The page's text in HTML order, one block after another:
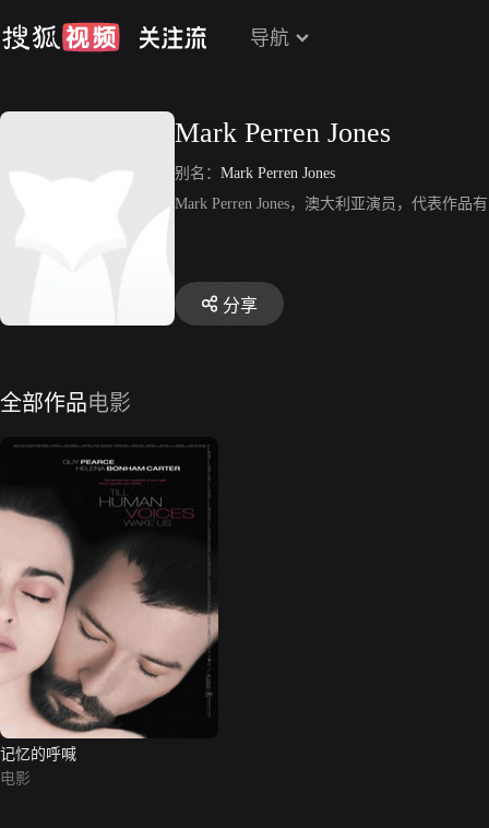
导航
Mark Perren Jones
别名： Mark Perren Jones
Mark Perren Jones，澳大利亚演员，代表作品
分享
全部作品电影
记忆的呼喊
电影